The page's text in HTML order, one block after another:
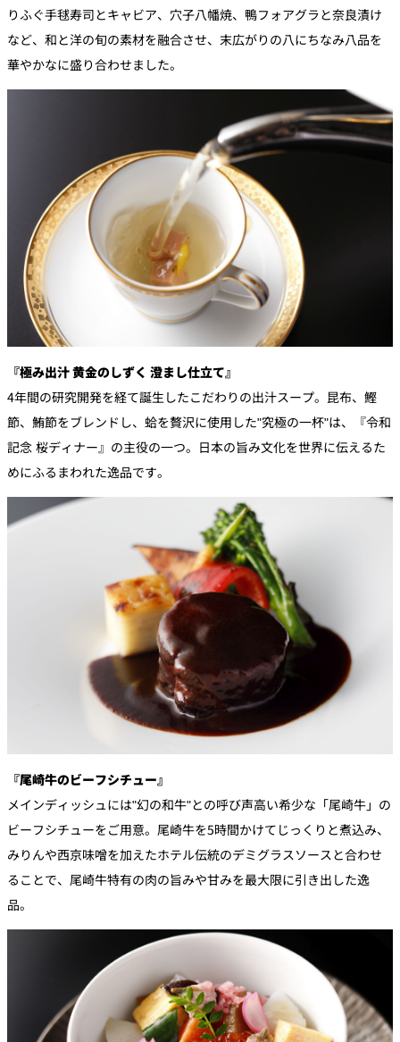
りふぐ手毬寿司とキャビア、穴子八幡焼、鴨フォアグラと奈良漬け
など、和と洋の旬の素材を融合させ、末広がりの八にちなみ八品を
華やかなに盛り合わせました。
『極み出汁 黄金のしずく 澄まし仕立て』
4年間の研究開発を経て誕生したこだわりの出汁スープ。昆布、鰹
節、鮪節をブレンドし、蛤を贅沢に使用した"究極の一杯"は、『令和
記念 桜ディナー』の主役の一つ。日本の旨み文化を世界に伝えるた
めにふるまわれた逸品です。
『尾崎牛のビーフシチュー』
メインディッシュには"幻の和牛"との呼び声高い希少な「尾崎牛」の
ビーフシチューをご用意。尾崎牛を5時間かけてじっくりと煮込み、
みりんや西京味噌を加えたホテル伝統のデミグラスソースと合わせ
ることで、尾崎牛特有の肉の旨みや甘みを最大限に引き出した逸
品。